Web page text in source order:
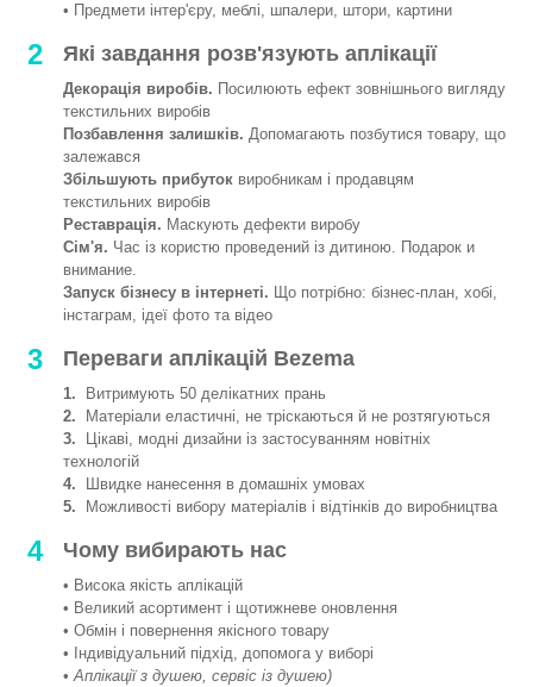
• Предмети інтер'єру, меблі, шпалери, штори, картини
2 Які завдання розв'язують аплікації
Декорація виробів. Посилюють ефект зовнішнього вигляду
текстильних виробів
Позбавлення залишків. Допомагають позбутися товару, що
залежався
Збільшують прибуток виробникам і продавцям
текстильних виробів
Реставрація. Маскують дефекти виробу
Сім'я. Час із користю проведений із дитиною. Подарок и
внимание.
Запуск бізнесу в інтернеті. Що потрібно: бізнес-план, хобі,
інстаграм, ідеї фото та відео
3 Переваги аплікацій Bezema
1. Витримують 50 делікатних прань
2. Матеріали еластичні, не тріскаються й не розтягуються
3. Цікаві, модні дизайни із застосуванням новітніх
технологій
4. Швидке нанесення в домашніх умовах
5. Можливості вибору матеріалів і відтінків до виробництва
4 Чому вибирають нас
• Висока якість аплікацій
• Великий асортимент і щотижневе оновлення
• Обмін і повернення якісного товару
• Індивідуальний підхід, допомога у виборі
•Аплікації з душею, сервіс із душею)